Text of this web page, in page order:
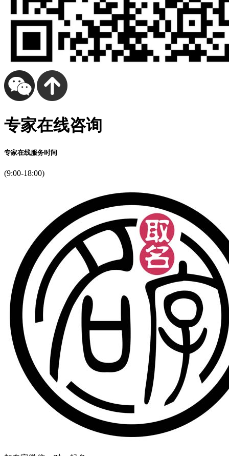
专家在线咨询
专家在线服务时间
(9:00-18:00)